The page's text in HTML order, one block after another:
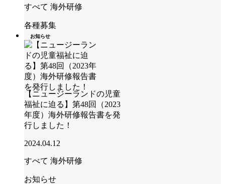
すべて 海外研修
各種募集
お知らせ
【ニュージーランドの児童
福祉に迫る】第48回（2023
年度）海外研修報告書を発
行しました！
2024.04.12
すべて 海外研修
お知らせ